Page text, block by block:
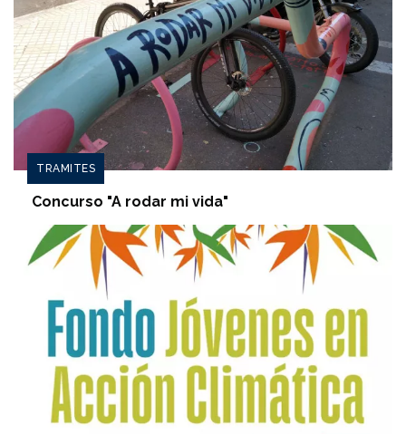
TRAMITES
Concurso "A rodar mi vida"